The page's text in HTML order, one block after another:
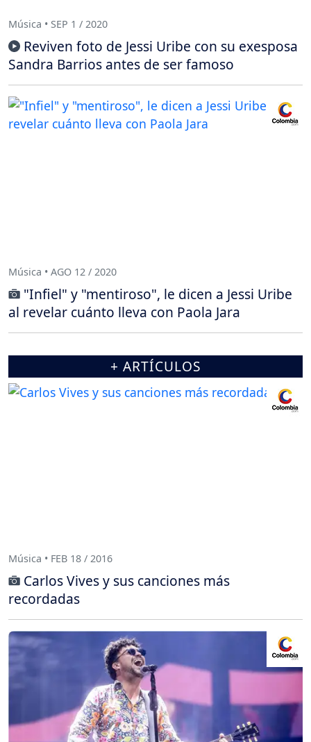
Música • SEP 1 / 2020
Reviven foto de Jessi Uribe con su exesposa
Sandra Barrios antes de ser famoso
Música • AGO 12 / 2020
"Infiel" y "mentiroso", le dicen a Jessi Uribe
al revelar cuánto lleva con Paola Jara
+ ARTÍCULOS
Música • FEB 18 / 2016
Carlos Vives y sus canciones más
recordadas